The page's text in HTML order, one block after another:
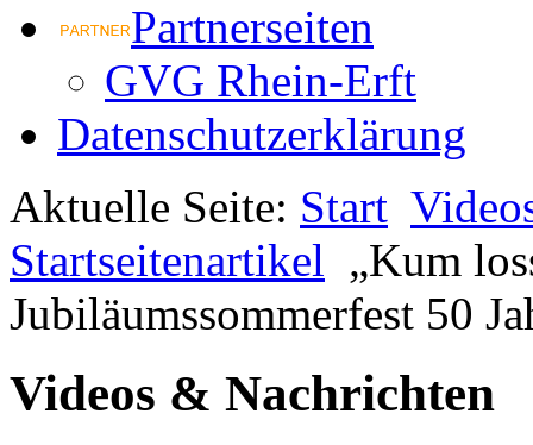
Partnerseiten
GVG Rhein-Erft
Datenschutzerklärung
Aktuelle Seite: Start
Startseitenartikel „Kum
Jubiläumssommerfest 50
Videos & Nachrichten